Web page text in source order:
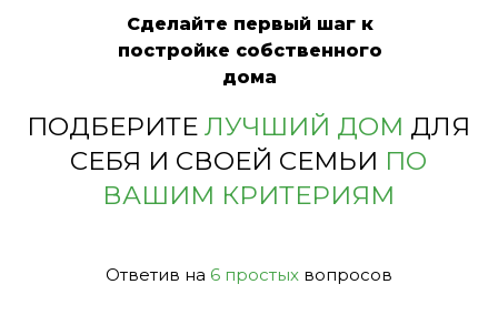
ПОДБЕРИТЕЛУЧШИЙ ДОМ ДЛЯ
СЕБЯ И СВОЕЙ СЕМЬИ ПО
ВАШИМ КРИТЕРИЯМ
Ответив на 6 простых вопросов
Сделайте первый шаг к
постройке собственного
дома